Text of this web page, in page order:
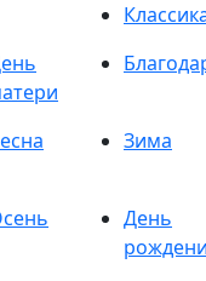
Зима
День